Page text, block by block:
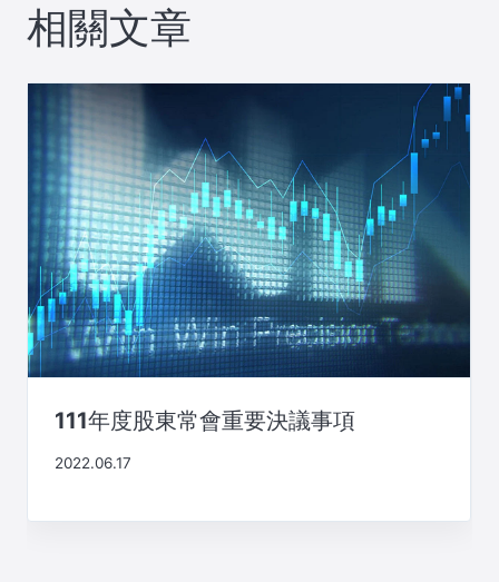
相關文章
111年度股東常會重要決議事項
2022.06.17